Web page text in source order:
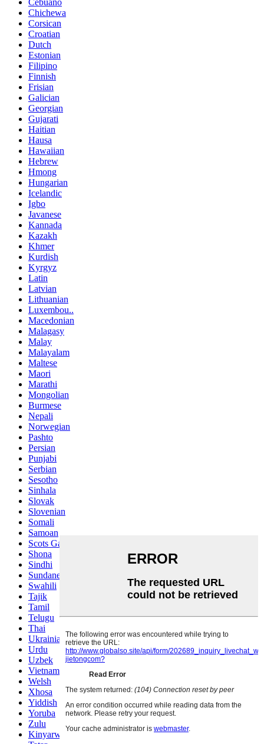
Chichewa
Corsican
Croatian
Dutch
Estonian
Filipino
Finnish
Frisian
Galician
Georgian
Gujarati
Haitian
Hausa
Hawaiian
Hebrew
Hmong
Hungarian
Icelandic
Igbo
Javanese
Kannada
Kazakh
Khmer
Kurdish
Kyrgyz
Latin
Latvian
Lithuanian
Luxembou..
Macedonian
Malagasy
Malay
Malayalam
Maltese
Maori
Marathi
Mongolian
Burmese
Nepali
Norwegian
Pashto
Persian
Punjabi
Serbian
Sesotho
Sinhala
Slovak
Slovenian
Somali
Samoan
Scots Gaelic
Shona
Sindhi
Sundanese
Swahili
Tajik
Tamil
Telugu
Thai
Ukrainian
Urdu
Uzbek
Vietnamese
Welsh
Xhosa
Yiddish
Yoruba
Zulu
Kinyarwanda